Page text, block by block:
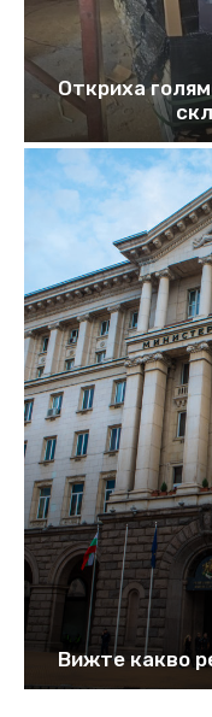
Откриха
Вижте какво